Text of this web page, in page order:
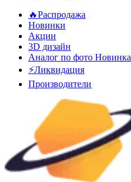
🔥Распродажа
Новинки
Акции
3D дизайн
Аналог по фото Новинка
⚡Ликвидация
Производители